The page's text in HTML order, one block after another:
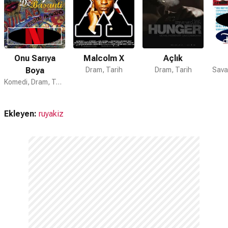
Hayır. Film Amazon Prime'da yayınlanmamaktadır.
Müzikleri kime ait?
Gandhi filmi müzikleriGeorge Fenton Ravi Shankartarafından
hazırlanmıştır.
Gandhi devam filmi var mı?
Hayır. Gandhi için devam filmi bulunmamaktadır.
Onu Sarıya
Boya
Komedi, Dram, Tarih
Malcolm X
Dram, Tarih
Açlık
Dram, Tarih
Ekleyen: ruyakiz